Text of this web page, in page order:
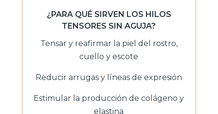
¿PARA QUÉ SIRVEN LOS HILOS
TENSORES SIN AGUJA?
Tensar y reafirmar la piel del rostro,
cuello y escote
Reducir arrugas y líneas de expresión
Estimular la producción de colágeno y
elastina